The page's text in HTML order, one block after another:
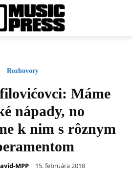
Rozhovory
Máme
nápady, no
k nim s rôznym
MPP 15. februára 2018